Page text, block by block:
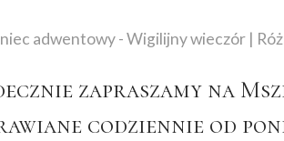
zapraszamy na
codziennie od